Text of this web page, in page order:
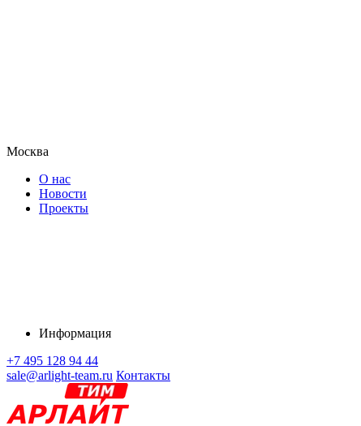
Москва
О нас
Новости
Проекты
Информация
+7 495 128 94 44
sale@arlight-team.ru Контакты